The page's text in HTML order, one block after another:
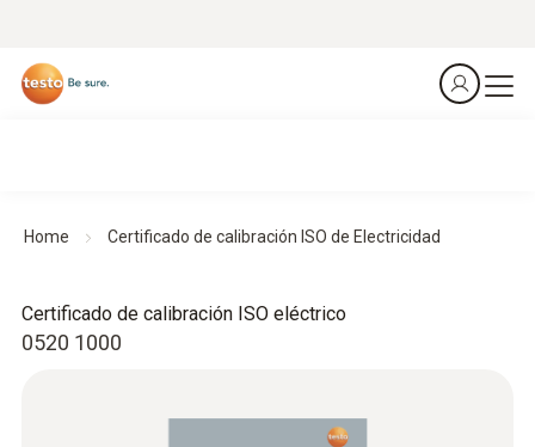
Home Certificado de calibración ISO de Electricidad
0520 1000
Certificado de calibración ISO eléctrico